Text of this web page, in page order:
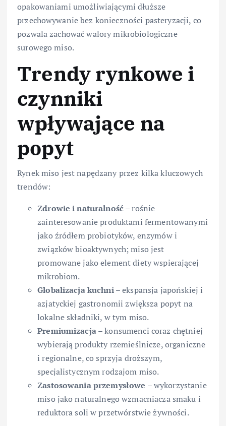
opakowaniami umożliwiającymi dłuższe
przechowywanie bez konieczności pasteryzacji, co
pozwala zachować walory mikrobiologiczne
surowego miso.
Trendy rynkowe i
czynniki
wpływające na
popyt
Rynek miso jest napędzany przez kilka kluczowych
trendów:
Zdrowie i naturalność – rośnie
zainteresowanie produktami fermentowanymi
jako źródłem probiotyków, enzymów i
związków bioaktywnych; miso jest
promowane jako element diety wspierającej
mikrobiom.
Globalizacja kuchni– ekspansja japońskiej i
azjatyckiej gastronomii zwiększa popyt na
lokalne składniki, w tym miso.
Premiumizacja– konsumenci coraz chętniej
wybierają produkty rzemieślnicze, organiczne
i regionalne, co sprzyja droższym,
specjalistycznym rodzajom miso.
Zastosowania przemysłowe – wykorzystanie
miso jako naturalnego wzmacniacza smaku i
reduktora soli w przetwórstwie żywności.